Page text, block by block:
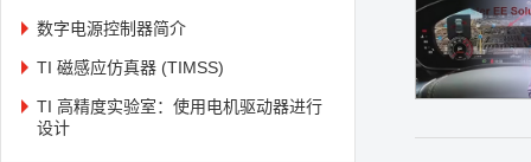
数字电源控制器简介
TI 磁感应仿真器 (TIMSS)
TI 高精度实验室：使用电机驱动器进行
设计